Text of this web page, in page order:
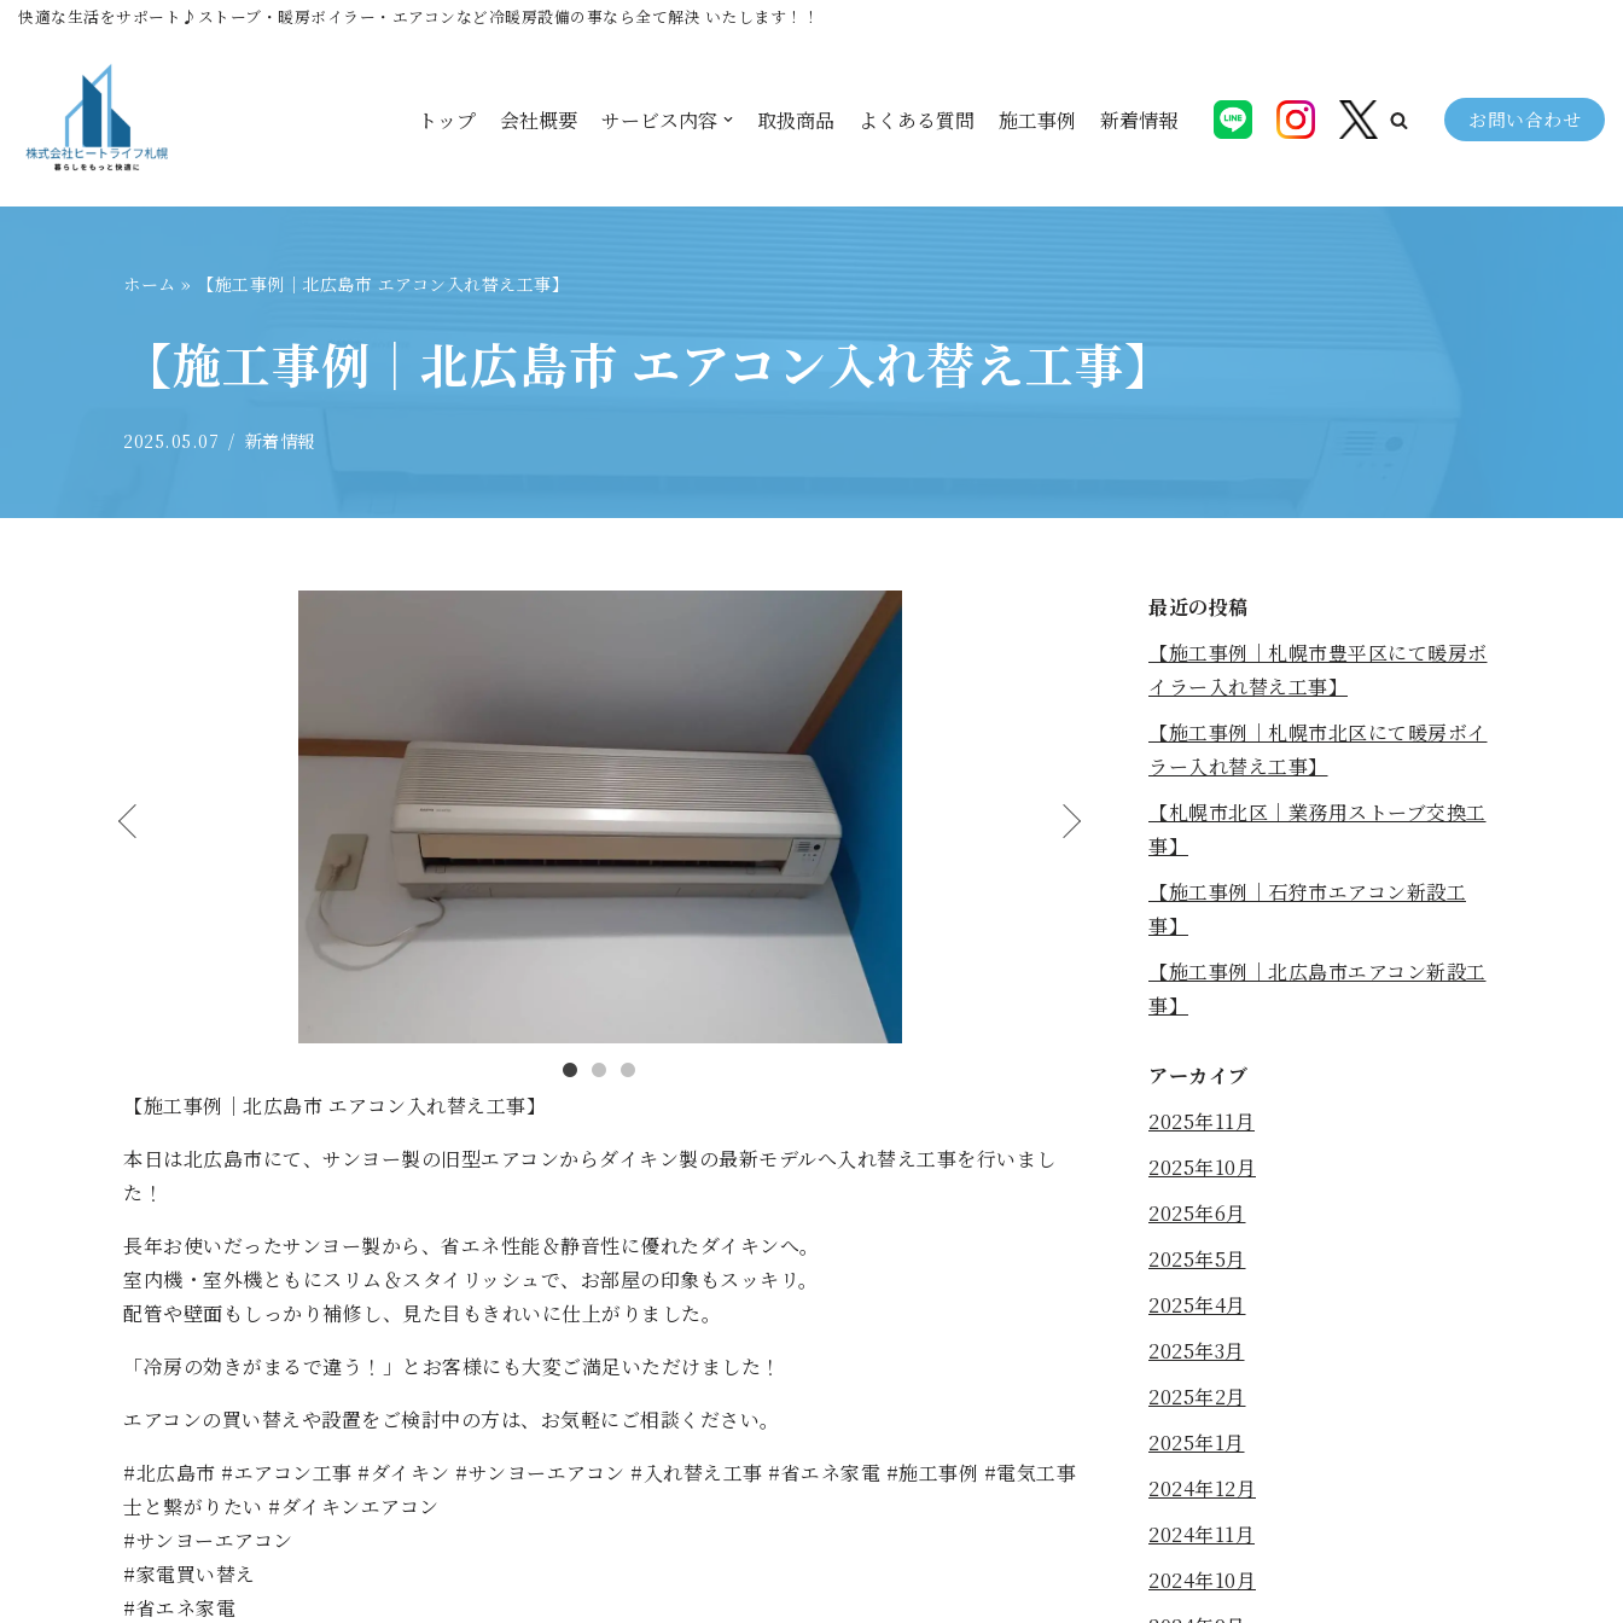
ン
ツ
快適な生活をサポート♪ストーブ・暖房ボイラー・エアコンなど冷暖房設備の事なら全て解決 いたします！！
トップ 会社概要 サービス内容 取扱商品 よくある質問 施工事例 新着情報 お問い合わせ
ホーム » 【施工事例｜北広島市 エアコン入れ替え工事】
【施工事例｜北広島市 エアコン入れ替え工事】
2025.05.07 新着情報
【施工事例｜北広島市 エアコン入れ替え工事】
本日は北広島市にて、サンヨー製の旧型エアコンからダイキン製の最新モデルへ入れ替え工事を行いまし
た！
長年お使いだったサンヨー製から、省エネ性能＆静音性に優れたダイキンへ。
室内機・室外機ともにスリム＆スタイリッシュで、お部屋の印象もスッキリ。
配管や壁面もしっかり補修し、見た目もきれいに仕上がりました。
「冷房の効きがまるで違う！」とお客様にも大変ご満足いただけました！
エアコンの買い替えや設置をご検討中の方は、お気軽にご相談ください。
#北広島市 #エアコン工事 #ダイキン #サンヨーエアコン #入れ替え工事 #省エネ家電 #施工事例 #電気工事
士と繋がりたい #ダイキンエアコン
#サンヨーエアコン
#家電買い替え
#省エネ家電
最近の投稿
【施工事例｜札幌市豊平区にて暖房ボ
イラー入れ替え工事】
【施工事例｜札幌市北区にて暖房ボイ
ラー入れ替え工事】
【札幌市北区｜業務用ストーブ交換工
事】
【施工事例｜石狩市エアコン新設工
事】
【施工事例｜北広島市エアコン新設工
事】
アーカイブ
2025年11月
2025年10月
2025年6月
2025年5月
2025年4月
2025年3月
2025年2月
2025年1月
2024年12月
2024年11月
2024年10月